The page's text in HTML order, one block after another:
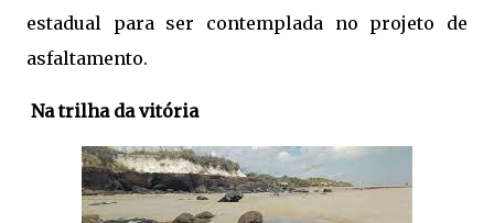
estadual para ser contemplada no projeto de
asfaltamento.
Na trilha da vitória